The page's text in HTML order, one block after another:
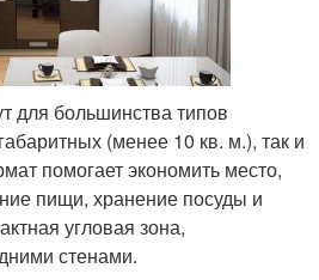
для большинства типов
(менее 10 кв. м.), так и
помогает экономить место,
пищи, хранение посуды и
угловая зона,
стенами.